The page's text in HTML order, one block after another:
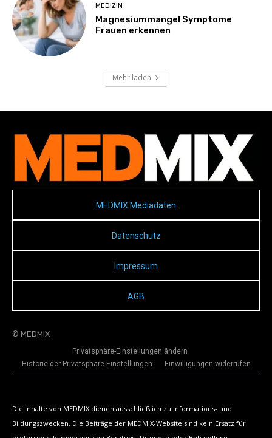
MEDIZIN
Magnesiummangel Symptome
Frauen erkennen
Mehr laden
MEDMIX Mediadaten
Datenschutz
Impressum
AGB
© MEDMIX
Privatsphäre-Einstellungen ändern
Historie der Privatsphäre-Einstellungen
Einwilligungen widerrufen
Die Inhalte von MEDMIX dienen ausschließlich zu Informations- und
Bildungszwecken. Die Beiträge der MEDMIX-Website sind kein Ersatz für